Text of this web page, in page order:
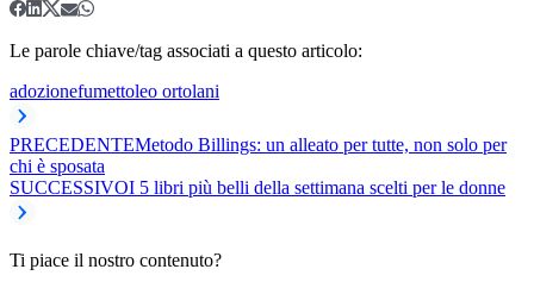
Le parole chiave/tag associati a questo articolo:
adozionefumettoleo ortolani
PRECEDENTEMetodo Billings: un alleato per tutte, non solo per
chi è sposata
SUCCESSIVOI 5 libri più belli della settimana scelti per le donne
Ti piace il nostro contenuto?